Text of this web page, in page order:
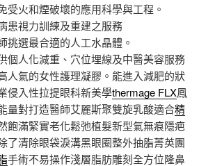
受火和煙破壞的應用科學與工程。
患視力訓練及重建之服務
挑選最合適的人工水晶體。
個人化減重、穴位埋線及中醫美容服務
人氣的女性護理凝膠。能進入減肥的狀
侵入性拉提眼科新美學thermage FLX鳳
量對打造醫師艾麗斯聚雙旋乳酸適合精
飽滿緊實老化鬆弛植髮新型氣無痕隱疤
了清除眼袋淚溝黑眼圈整外抽脂菁英團
手術不易操作淺層脂肪雕刻全方位隆鼻